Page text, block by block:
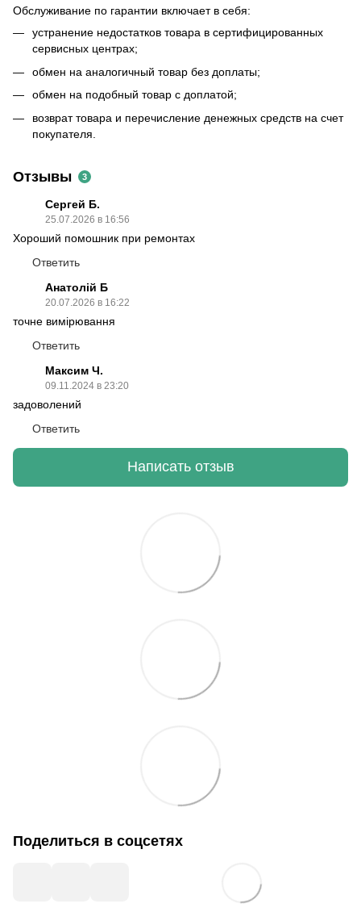
Обслуживание по гарантии включает в себя:
устранение недостатков товара в сертифицированных
сервисных центрах;
обмен на аналогичный товар без доплаты;
обмен на подобный товар с доплатой;
возврат товара и перечисление денежных средств на счет
покупателя.
Отзывы 3
Сергей Б.
25.07.2026 в 16:56
Хороший помошник при ремонтах
Ответить
Анатолій Б
20.07.2026 в 16:22
точне вимірювання
Ответить
Максим Ч.
09.11.2024 в 23:20
задоволений
Ответить
Написать отзыв
Поделиться в соцсетях